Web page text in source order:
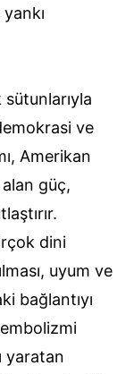
ve
Amerikan
güç,
dini
uyum ve
bağlantıyı
yaratan